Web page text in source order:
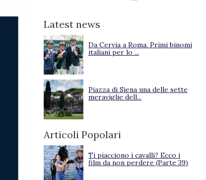
Latest news
Da Cervia a Roma. Primi binomi
italiani per lo ...
Piazza di Siena una delle sette
meraviglie dell...
Articoli Popolari
Ti piacciono i cavalli? Ecco i
film da non perdere (Parte 39)